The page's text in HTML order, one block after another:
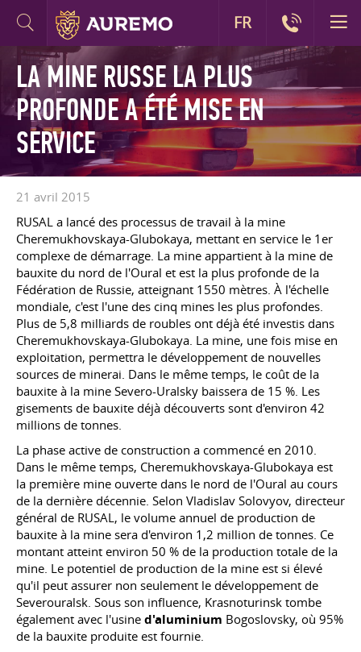
LA MINE RUSSE LA PLUS
PROFONDE A ÉTÉ MISE EN
SERVICE
21 avril 2015
RUSAL a lancé des processus de travail à la mine
Cheremukhovskaya-Glubokaya, mettant en service le 1er
complexe de démarrage. La mine appartient à la mine de
bauxite du nord de l'Oural et est la plus profonde de la
Fédération de Russie, atteignant 1550 mètres. À l'échelle
mondiale, c'est l'une des cinq mines les plus profondes.
Plus de 5,8 milliards de roubles ont déjà été investis dans
Cheremukhovskaya-Glubokaya. La mine, une fois mise en
exploitation, permettra le développement de nouvelles
sources de minerai. Dans le même temps, le coût de la
bauxite à la mine Severo-Uralsky baissera de 15 %. Les
gisements de bauxite déjà découverts sont d'environ 42
millions de tonnes.
La phase active de construction a commencé en 2010.
Dans le même temps, Cheremukhovskaya-Glubokaya est
la première mine ouverte dans le nord de l'Oural au cours
de la dernière décennie. Selon Vladislav Solovyov, directeur
général de RUSAL, le volume annuel de production de
bauxite à la mine sera d'environ 1,2 million de tonnes. Ce
montant atteint environ 50 % de la production totale de la
mine. Le potentiel de production de la mine est si élevé
qu'il peut assurer non seulement le développement de
Severouralsk. Sous son influence, Krasnoturinsk tombe
également avec l'usine d'aluminium Bogoslovsky, où 95%
de la bauxite produite est fournie.
FR